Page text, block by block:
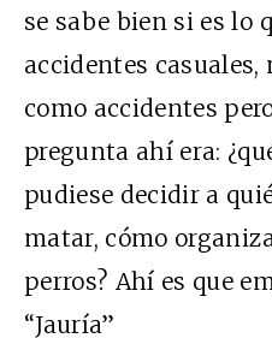
se sabe bien si es lo
accidentes casuales,
como accidentes
pregunta ahí era:
pudiese decidir a
matar, cómo
perros? Ahí es que
“Jauría”